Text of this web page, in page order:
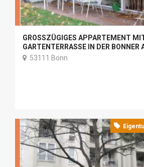
GROSSZÜGIGES APPARTEMENT MIT
ARTENTERRASSE IN DER BONNER
53111 Bonn